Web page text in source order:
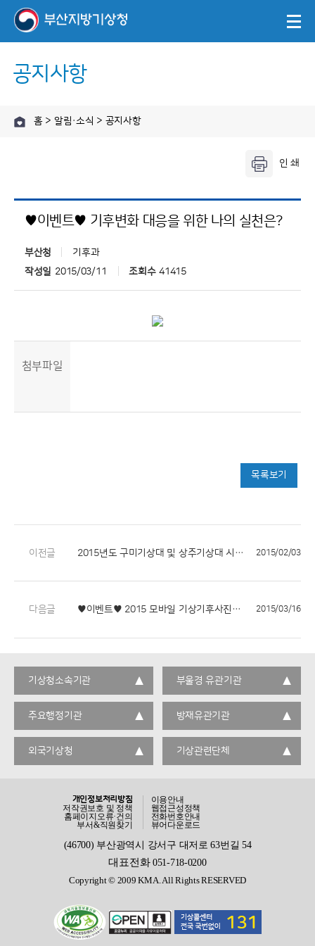
공지사항
홈 > 알림·소식 > 공지사항
♥이벤트♥ 기후변화 대응을 위한 나의 실천은?
부산청
기후과
작성일 2015/03/11 조회수 41415
첨부파일
목록보기
이전글 2015년도 구미기상대 및 상주기상대 시설경비 용역 입찰 공고 2015/02/03
다음글 ♥이벤트♥ 2015 모바일 기상기후사진전 런칭 2015/03/16
기상청소속기관 부울경 유관기관
주요행정기관 방재유관기관
외국기상청 기상관련단체
개인정보처리방침
이용안내
저작권보호 및 정책
웹접근성정책
홈페이지오류·건의
전화번호안내
부서&직원찾기
뷰어다운로드
(46700) 부산광역시 강서구 대저로 63번길 54
대표전화051-718-0200
Copyright © 2009 KMA. All Rights RESERVED